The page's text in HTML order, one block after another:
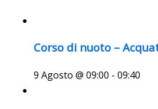
Corso di nuoto –
9 Agosto @ 09:00 - 09:40